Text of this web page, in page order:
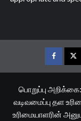
பொறுப்பு
வடிவமைப்பு தள
உரிமையாளரின்